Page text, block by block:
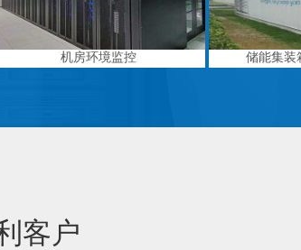
机房环境监控 储能集装
客户